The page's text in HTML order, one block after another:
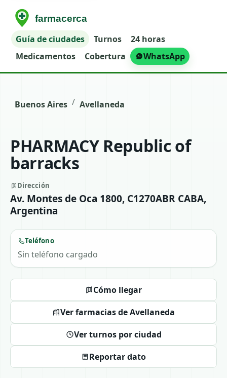
Guía de ciudades Turnos
24 horas
Medicamentos
Cobertura WhatsApp
Buenos Aires / Avellaneda
PHARMACY Republic of
barracks
Dirección
Av. Montes de Oca 1800, C1270ABR CABA,
Argentina
Teléfono
Sin teléfono cargado
Cómo llegar
Ver farmacias de Avellaneda
Ver turnos por ciudad
Reportar dato